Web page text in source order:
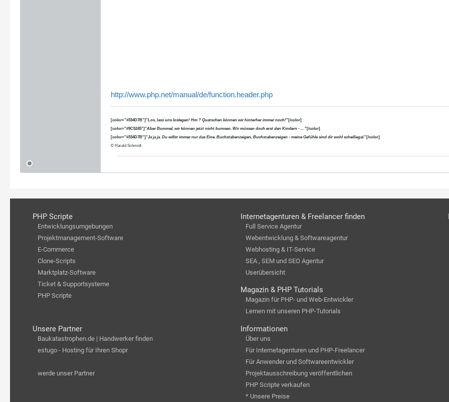
http://www.php.net/manual/de/function.header.php
[color="#334D7B"]"Los, lass uns loslegen! Hm ? Quatschen können wir hinterher immer noch!"[/color]
[color="#9C5245"]"Aber Bommel, wir können jetzt nicht bumsen. Wir müssen doch erst den Kindern - ... "[/color]
[color="#334D7B"]"Ja ja ja. Du willst immer nur das Eine. Buchstabenzeigen, Buchstabenzeigen - meine Gefühle sind dir wohl scheißegal."[/color]
© Harald Schmidt
PHP Scripte
Entwicklungsumgebungen
Projektmanagement-Software
E-Commerce
Clone-Scripts
Marktplatz-Software
Ticket & Supportsysteme
PHP Scripte
Internetagenturen & Freelancer finden
Full Service Agentur
Webentwicklung & Softwareagentur
Webhosting & IT-Service
SEA , SEM und SEO Agentur
Userübersicht
Magazin & PHP Tutorials
Magazin für PHP- und Web-Entwickler
Lernen mit unseren PHP-Tutorials
Unsere Partner
Baukatastrophen.de | Handwerker finden
estugo - Hosting für Ihren Shopr
werde unser Partner
Informationen
Über uns
Für Internetagenturen und PHP-Freelancer
Für Anwender und Softwareentwickler
Projektausschreibung veröffentlichen
PHP Scripte verkaufen
* Unsere Preise